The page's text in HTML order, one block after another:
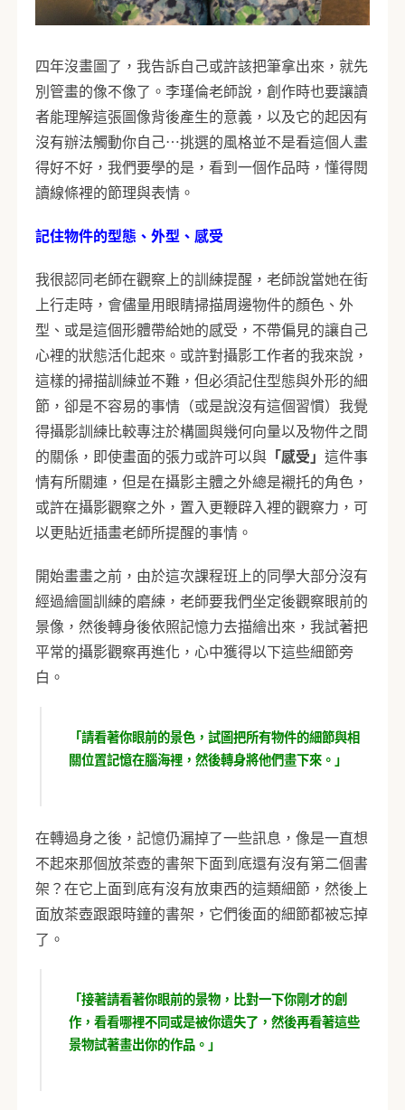
四年沒畫圖了，我告訴自己或許該把筆拿出來，就先
別管畫的像不像了。李瑾倫老師說，創作時也要讓讀
者能理解這張圖像背後產生的意義，以及它的起因有
沒有辦法觸動你自己…挑選的風格並不是看這個人畫
得好不好，我們要學的是，看到一個作品時，懂得閱
讀線條裡的節理與表情。
記住物件的型態、外型、感受
我很認同老師在觀察上的訓練提醒，老師說當她在街
上行走時，會儘量用眼睛掃描周邊物件的顏色、外
型、或是這個形體帶給她的感受，不帶偏見的讓自己
心裡的狀態活化起來。或許對攝影工作者的我來說，
這樣的掃描訓練並不難，但必須記住型態與外形的細
節，卻是不容易的事情（或是說沒有這個習慣）我覺
得攝影訓練比較專注於構圖與幾何向量以及物件之間
的關係，即使畫面的張力或許可以與 「感受」這件事
情有所關連，但是在攝影主體之外總是襯托的角色，
或許在攝影觀察之外，置入更鞭辟入裡的觀察力，可
以更貼近插畫老師所提醒的事情。
開始畫畫之前，由於這次課程班上的同學大部分沒有
經過繪圖訓練的磨練，老師要我們坐定後觀察眼前的
景像，然後轉身後依照記憶力去描繪出來，我試著把
平常的攝影觀察再進化，心中獲得以下這些細節旁
白。
「請看著你眼前的景色，試圖把所有物件的細節與相
關位置記憶在腦海裡，然後轉身將他們畫下來。」
在轉過身之後，記憶仍漏掉了一些訊息，像是一直想
不起來那個放茶壺的書架下面到底還有沒有第二個書
架？在它上面到底有沒有放東西的這類細節，然後上
面放茶壺跟跟時鐘的書架，它們後面的細節都被忘掉
了。
「接著請看著你眼前的景物，比對一下你剛才的創
作，看看哪裡不同或是被你遺失了，然後再看著這些
景物試著畫出你的作品。」